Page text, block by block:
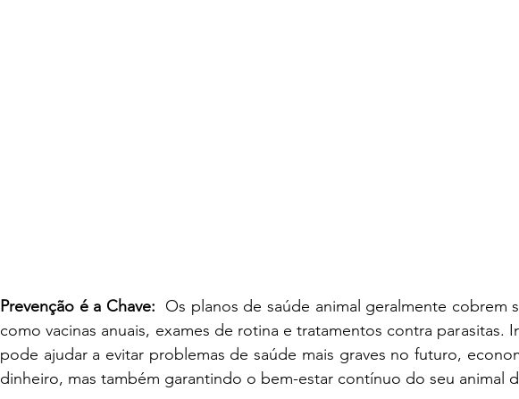
Prevenção é a Chave:
Os planos de saúde animal geralmente cobrem
como vacinas anuais, exames de rotina e tratamentos contra parasitas.
pode ajudar a evitar problemas de saúde mais graves no futuro,
dinheiro, mas também garantindo o bem-estar contínuo do seu animal